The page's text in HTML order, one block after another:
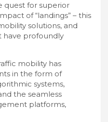
quest for superior
of “landings” – this
solutions, and
have profoundly
mobility has
in the form of
systems,
the seamless
platforms,